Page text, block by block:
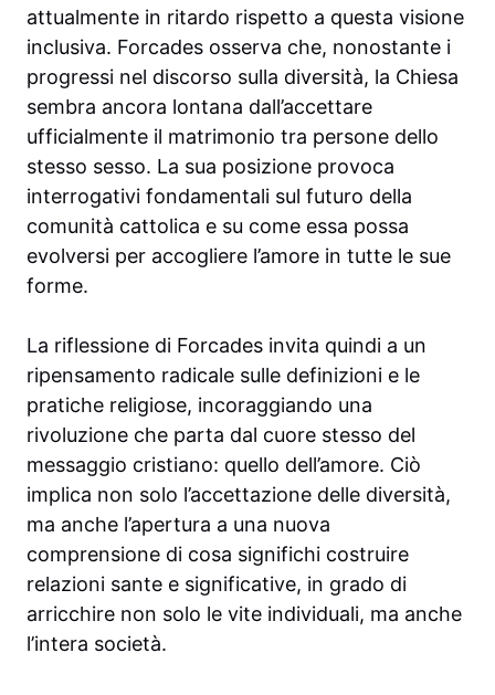
attualmente in ritardo rispetto a questa visione
inclusiva. Forcades osserva che, nonostante i
progressi nel discorso sulla diversità, la Chiesa
sembra ancora lontana dall’accettare
ufficialmente il matrimonio tra persone dello
stesso sesso. La sua posizione provoca
interrogativi fondamentali sul futuro della
comunità cattolica e su come essa possa
evolversi per accogliere l’amore in tutte le sue
forme.
La riflessione di Forcades invita quindi a un
ripensamento radicale sulle definizioni e le
pratiche religiose, incoraggiando una
rivoluzione che parta dal cuore stesso del
messaggio cristiano: quello dell’amore. Ciò
implica non solo l’accettazione delle diversità,
ma anche l’apertura a una nuova
comprensione di cosa significhi costruire
relazioni sante e significative, in grado di
arricchire non solo le vite individuali, ma anche
l’intera società.